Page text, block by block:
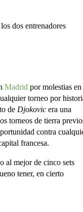
dos entrenadores
Madrid por molestias en
torneo por
de Djokovicera una
torneos de tierra
contra
francesa.
mejor de cinco sets
tener, en cierto